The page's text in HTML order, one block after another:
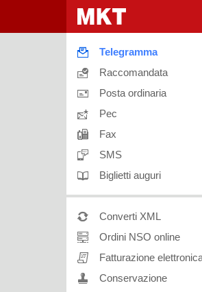
Telegramma
Raccomandata
Posta ordinaria
Pec
Fax
SMS
Biglietti auguri
Converti XML
Ordini NSO online
Fatturazione
Conservazione